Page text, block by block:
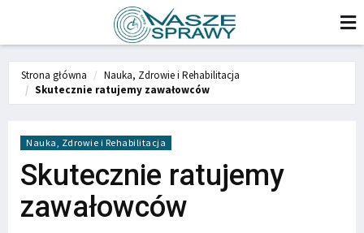
Strona główna
Nauka, Zdrowie i Rehabilitacja
Skutecznie ratujemy zawałowców
Nauka, Zdrowie i Rehabilitacja
Skutecznie ratujemy
zawałowców